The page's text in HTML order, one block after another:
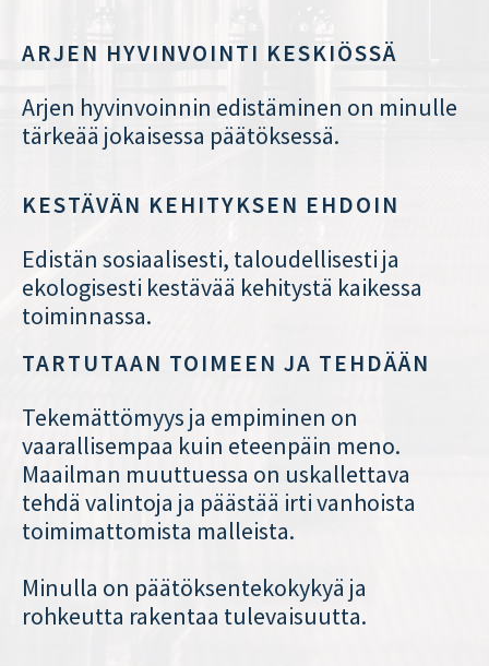
ARJEN HYVINVOINTI KESKIÖSSÄ
Arjen hyvinvoinnin edistäminen on minulle
tärkeää jokaisessa päätöksessä.
KESTÄVÄN KEHITYKSEN EHDOIN
Edistän sosiaalisesti, taloudellisesti ja
ekologisesti kestävää kehitystä kaikessa
toiminnassa.
TARTUTAAN TOIMEEN JA TEHDÄÄN
Tekemättömyys ja empiminen on
vaarallisempaa kuin eteenpäin meno.
Maailman muuttuessa on uskallettava
tehdä valintoja ja päästää irti vanhoista
toimimattomista malleista.
Minulla on päätöksentekokykyä ja
rohkeutta rakentaa tulevaisuutta.